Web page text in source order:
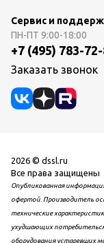
Сервис и
ПН-ПТ 9:00-18:00
+7 (495) 783-
Заказать звонок
2026 © dssl.ru
Все права защищены
Опубликованная
офертой. Производитель
технические
ухудшающих
оборудования устаревших